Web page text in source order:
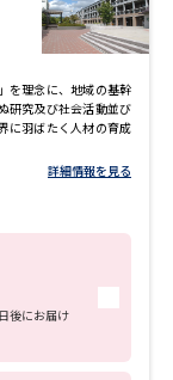
ート号特集ページ
ムから探す
を理念に、地域の基幹
研究及び社会活動並び
に羽ばたく人材の育成
詳細情報を見る
後にお届け